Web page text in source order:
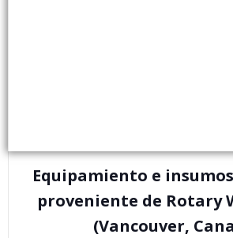
Equipamiento e
proveniente de Rotary
(Vancouver,